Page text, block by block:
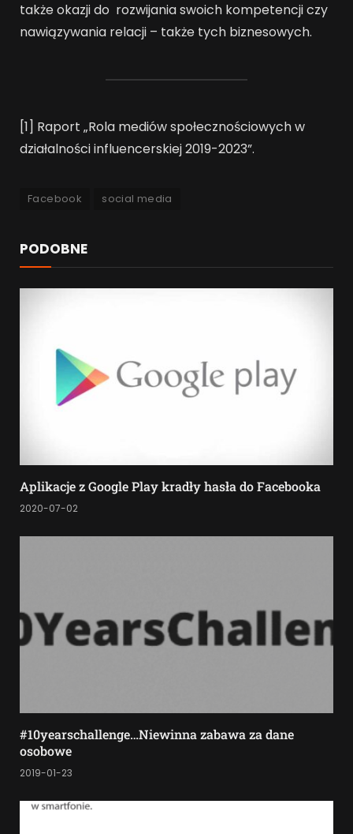
także okazji do rozwijania swoich kompetencji czy
nawiązywania relacji – także tych biznesowych.
[1] Raport „Rola mediów społecznościowych w
działalności influencerskiej 2019-2023”.
Facebook social media
PODOBNE
Aplikacje z Google Play kradły hasła do Facebooka
2020-07-02
#10yearschallenge…Niewinna zabawa za dane
osobowe
2019-01-23